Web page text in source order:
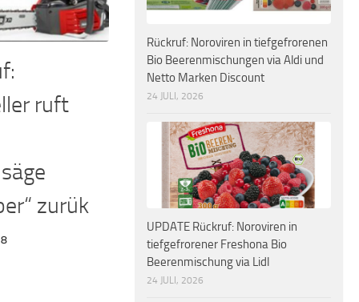
ruft
zurük
Rückruf: Noroviren in tiefgefrorenen
Bio Beerenmischungen via Aldi und
Netto Marken Discount
24 JULI, 2026
UPDATE Rückruf: Noroviren in
tiefgefrorener Freshona Bio
Beerenmischung via Lidl
24 JULI, 2026